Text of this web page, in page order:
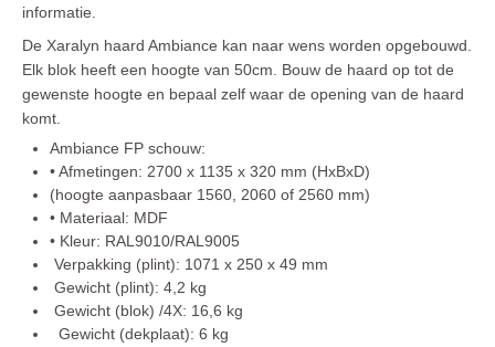
Hout vrijstaande kachels
informatie.
De Xaralyn haard Ambiance kan naar wens worden opgebouwd.
Elk blok heeft een hoogte van 50cm. Bouw de haard op tot de
gewenste hoogte en bepaal zelf waar de opening van de haard
komt.
Ambiance FP schouw:
• Afmetingen: 2700 x 1135 x 320 mm (HxBxD)
(hoogte aanpasbaar 1560, 2060 of 2560 mm)
• Materiaal: MDF
• Kleur: RAL9010/RAL9005
Verpakking (plint): 1071 x 250 x 49 mm
Gewicht (plint): 4,2 kg
Gewicht (blok) /4X: 16,6 kg
Gewicht (dekplaat): 6 kg